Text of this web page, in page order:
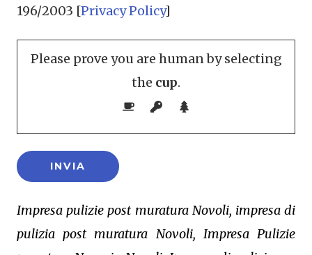
196/2003 [Privacy Policy]
Please prove you are human by selecting
the cup.
Impresa pulizie post muratura Novoli, impresa di
pulizia post muratura Novoli, Impresa Pulizie